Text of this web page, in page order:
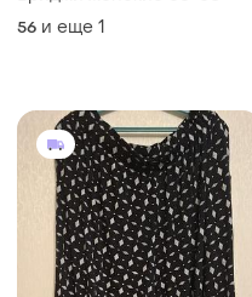
56 и еще 1